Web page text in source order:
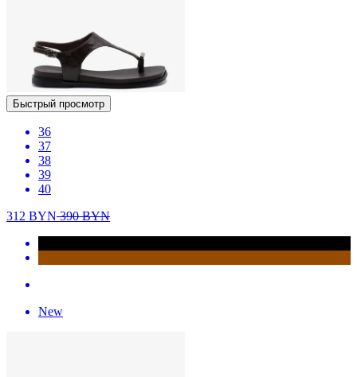
Быстрый просмотр
36
37
38
39
40
312 BYN390BYN
New